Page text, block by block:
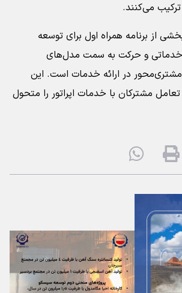
می‌کنند.
از برنامه همراه اول برای توسعه
و حرکت به سمت مدل‌های
در ارائه خدمات است. این
مشترکان با خدمات اپراتور را متحول